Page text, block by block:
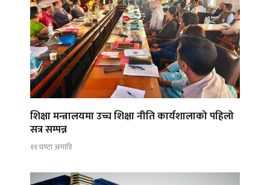
शिक्षा मन्त्रालयमा उच्च शिक्षा नीति कार्यशालाको पहिलो
सत्र सम्पन्न
११ घण्टा अगाडि